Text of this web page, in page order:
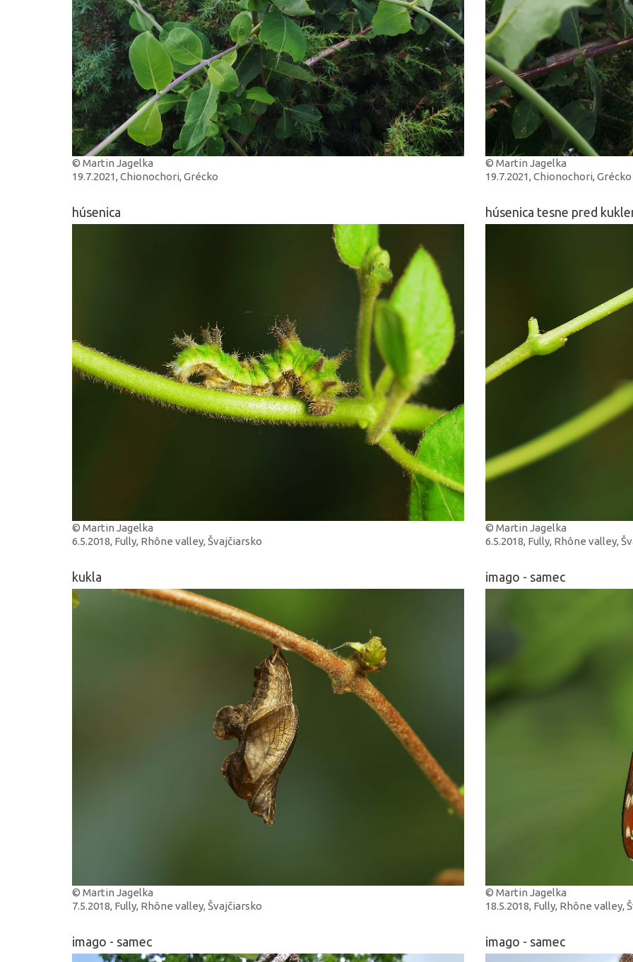
© Martin Jagelka
19.7.2021, Chionochori, Grécko
© Martin Jagelka
19.7.2021, Chionochori, Grécko
húsenica
© Martin Jagelka
6.5.2018, Fully, Rhône valley, Švajčiarsko
húsenica tesne pred
© Martin Jagelka
6.5.2018, Fully, Rhône valley,
kukla
© Martin Jagelka
7.5.2018, Fully, Rhône valley, Švajčiarsko
imago - samec
© Martin Jagelka
18.5.2018, Fully, Rhône valley,
imago - samec imago - samec